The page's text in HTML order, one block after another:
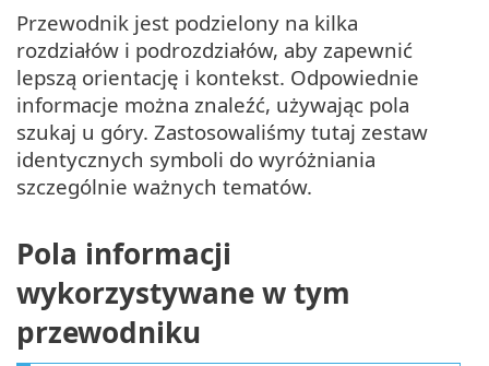
Przewodnik jest podzielony na kilka
rozdziałów i podrozdziałów, aby zapewnić
lepszą orientację i kontekst. Odpowiednie
informacje można znaleźć, używając pola
szukaj u góry. Zastosowaliśmy tutaj zestaw
identycznych symboli do wyróżniania
szczególnie ważnych tematów.
Pola informacji
wykorzystywane w tym
przewodniku